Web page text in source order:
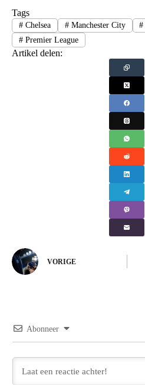
Tags
#Chelsea #Manchester City #
#Premier League
Artikel delen:
VORIGE
Abonneer